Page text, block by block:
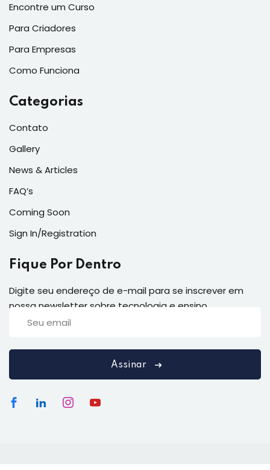
Encontre um Curso
Para Criadores
Para Empresas
Como Funciona
Categorias
Contato
Gallery
News & Articles
FAQ’s
Coming Soon
Sign In/Registration
Fique Por Dentro
Digite seu endereço de e-mail para se inscrever em
nossa newsletter sobre tecnologia e ensino
Assinar